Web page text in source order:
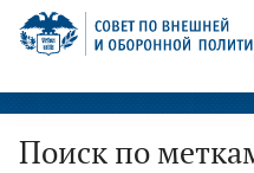
Перейти
СВОП
Поиск по